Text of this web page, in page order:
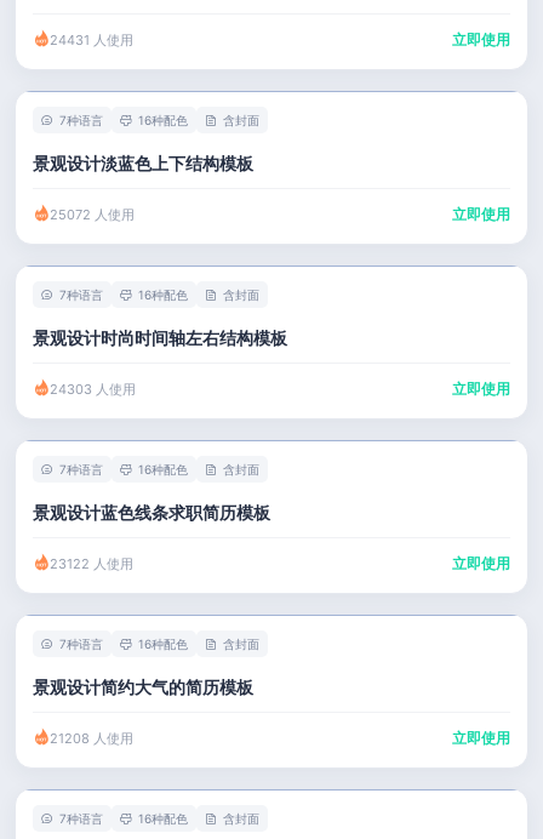
24431 人使用 立即使用
7种语言 16种配色 含封面
景观设计淡蓝色上下结构模板
25072 人使用 立即使用
7种语言 16种配色 含封面
景观设计时尚时间轴左右结构模板
24303 人使用 立即使用
7种语言 16种配色 含封面
景观设计蓝色线条求职简历模板
23122 人使用 立即使用
7种语言 16种配色 含封面
景观设计简约大气的简历模板
21208 人使用 立即使用
7种语言 16种配色 含封面